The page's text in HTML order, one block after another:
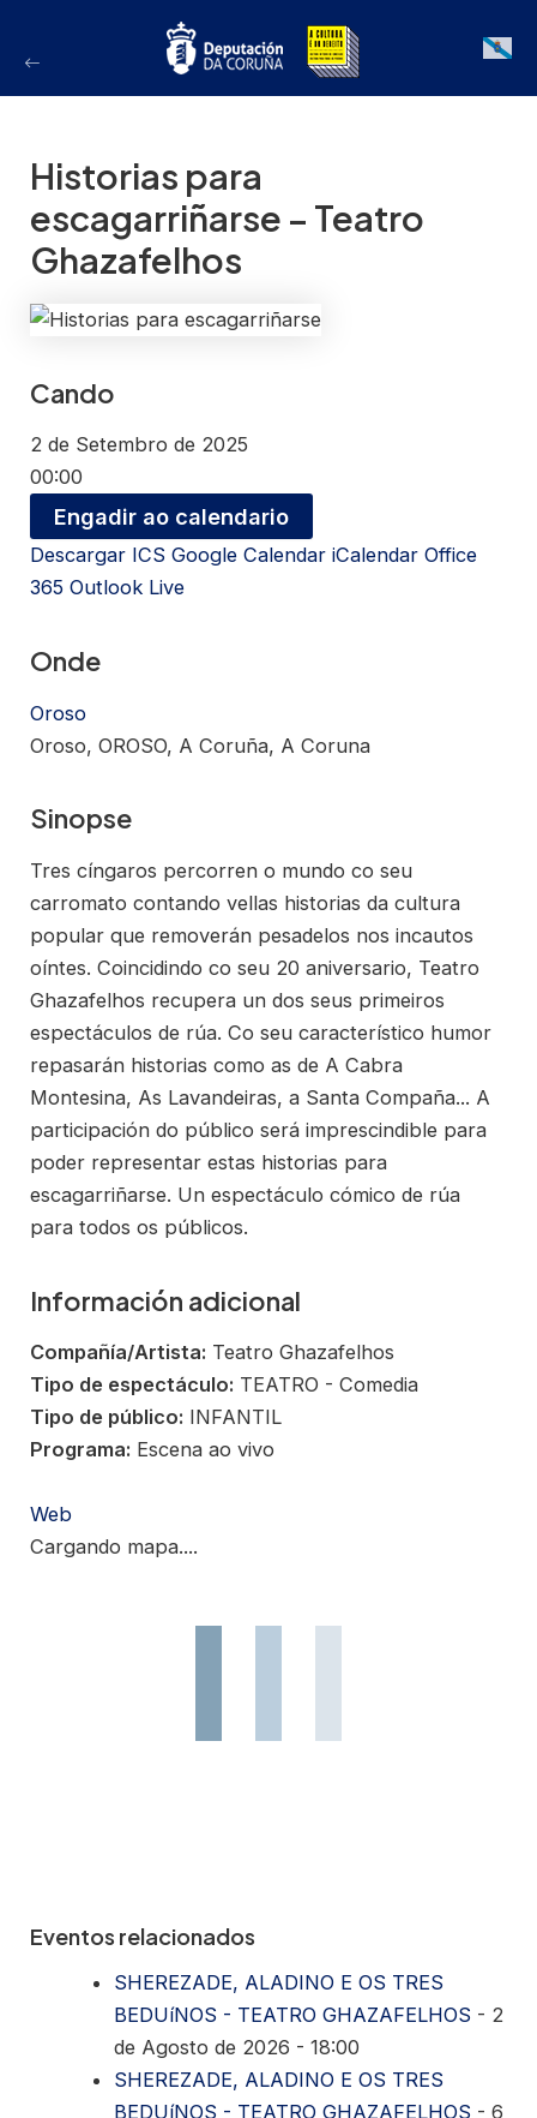
Galician
Historias para
escagarriñarse – Teatro
Ghazafelhos
Cando
2 de Setembro de 2025
00:00
Engadir ao calendario
Descargar ICS Google Calendar iCalendar Office
365 Outlook Live
Onde
Oroso
Oroso, OROSO, A Coruña, A Coruna
Sinopse
Tres cíngaros percorren o mundo co seu
carromato contando vellas historias da cultura
popular que removerán pesadelos nos incautos
oíntes. Coincidindo co seu 20 aniversario, Teatro
Ghazafelhos recupera un dos seus primeiros
espectáculos de rúa. Co seu característico humor
repasarán historias como as de A Cabra
Montesina, As Lavandeiras, a Santa Compaña... A
participación do público será imprescindible para
poder representar estas historias para
escagarriñarse. Un espectáculo cómico de rúa
para todos os públicos.
Información adicional
Compañía/Artista: Teatro Ghazafelhos
Tipo de espectáculo: TEATRO - Comedia
Tipo de público: INFANTIL
Programa: Escena ao vivo
Web
Cargando mapa....
Eventos relacionados
SHEREZADE, ALADINO E OS TRES
BEDUíNOS - TEATRO GHAZAFELHOS - 2
de Agosto de 2026 - 18:00
SHEREZADE, ALADINO E OS TRES
BEDUíNOS - TEATRO GHAZAFELHOS - 6